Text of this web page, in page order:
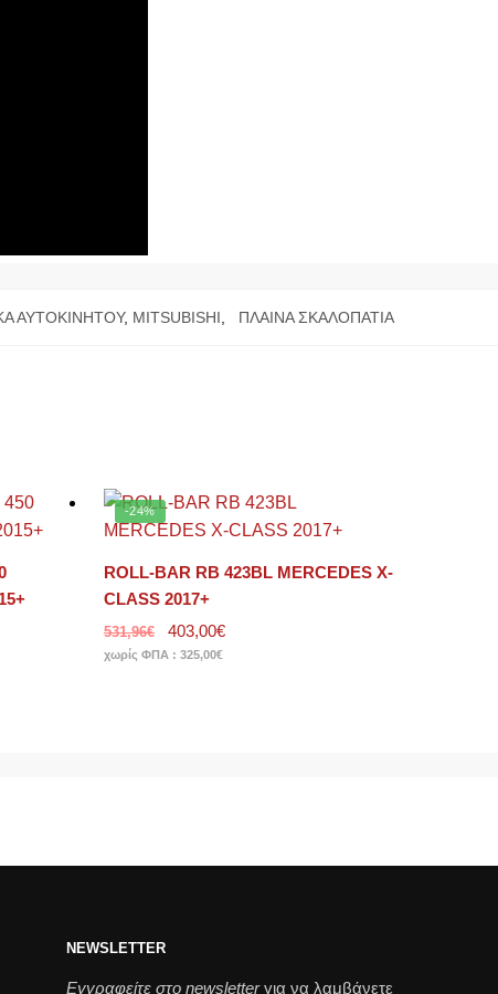
ΑΥΤΟΚΙΝΗΤΟΥ, MITSUBISHI ΠΛΑΙΝΑ ΣΚΑΛΟΠΑΤΙΑ
-24%
ROLL-BAR RB 423BL MERCEDES X-
CLASS 2017+
531,96€ 403,00€
χωρίς ΦΠΑ : 325,00€
NEWSLETTER
Εγγραφείτε στο newsletterγια να λαμβάνετε